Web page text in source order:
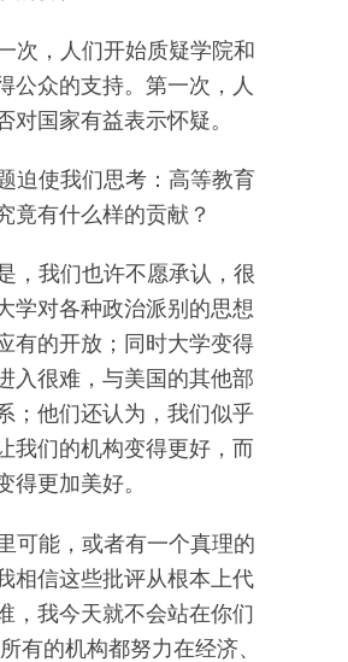
次，人们开始质疑学院和
公众的支持。第一次，人
对国家有益表示怀疑。
迫使我们思考：高等教育
竟有什么样的贡献？
，我们也许不愿承认，很
学对各种政治派别的思想
有的开放；同时大学变得
入很难，与美国的其他部
；他们还认为，我们似乎
我们的机构变得更好，而
得更加美好。
可能，或者有一个真理的
相信这些批评从根本上代
，我今天就不会站在你们
有的机构都努力在经济、